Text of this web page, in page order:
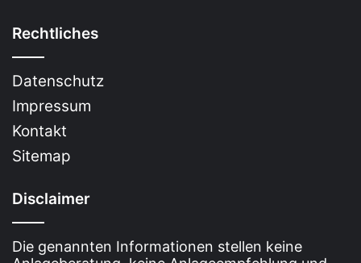
Rechtliches
Datenschutz
Impressum
Kontakt
Sitemap
Disclaimer
Die genannten Informationen stellen keine